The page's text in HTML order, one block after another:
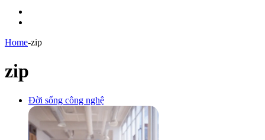
Home-zip
zip
Đời sống công nghệ